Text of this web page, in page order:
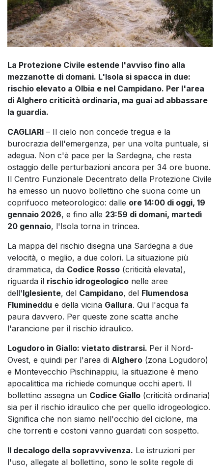
La Protezione Civile estende l'avviso fino alla
mezzanotte di domani. L'Isola si spacca in due:
rischio elevato a Olbia e nel Campidano. Per l'area
di Alghero criticità ordinaria, ma guai ad abbassare
la guardia.
CAGLIARI – Il cielo non concede tregua e la
burocrazia dell'emergenza, per una volta puntuale, si
adegua. Non c'è pace per la Sardegna, che resta
ostaggio delle perturbazioni ancora per 34 ore buone.
Il Centro Funzionale Decentrato della Protezione Civile
ha emesso un nuovo bollettino che suona come un
coprifuoco meteorologico: dalle ore 14:00 di oggi, 19
gennaio 2026, e fino alle 23:59 di domani, martedì
20 gennaio, l'Isola torna in trincea.
La mappa del rischio disegna una Sardegna a due
velocità, o meglio, a due colori. La situazione più
drammatica, da Codice Rosso (criticità elevata),
riguarda il rischio idrogeologico nelle aree
dell'Iglesiente, del Campidano, del Flumendosa
Flumineddu e della vicina Gallura. Qui l'acqua fa
paura davvero. Per queste zone scatta anche
l'arancione per il rischio idraulico.
Logudoro in Giallo: vietato distrarsi. Per il Nord-
Ovest, e quindi per l'area di Alghero (zona Logudoro)
e Montevecchio Pischinappiu, la situazione è meno
apocalittica ma richiede comunque occhi aperti. Il
bollettino assegna un Codice Giallo (criticità ordinaria)
sia per il rischio idraulico che per quello idrogeologico.
Significa che non siamo nell'occhio del ciclone, ma
che torrenti e costoni vanno guardati con sospetto.
Il decalogo della sopravvivenza. Le istruzioni per
l'uso, allegate al bollettino, sono le solite regole di